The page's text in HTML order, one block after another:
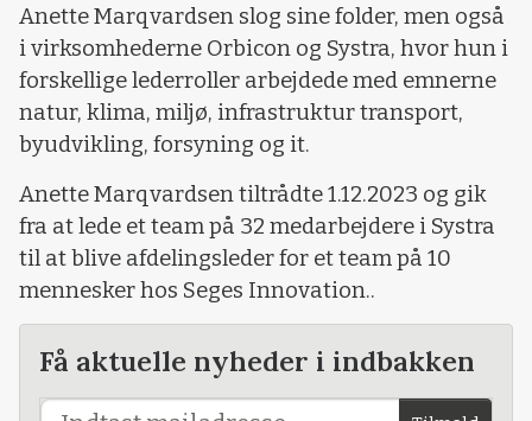
Anette Marqvardsen slog sine folder, men også
i virksomhederne Orbicon og Systra, hvor hun i
forskellige lederroller arbejdede med emnerne
natur, klima, miljø, infrastruktur transport,
byudvikling, forsyning og it.
Anette Marqvardsen tiltrådte 1.12.2023 og gik
fra at lede et team på 32 medarbejdere i Systra
til at blive afdelingsleder for et team på 10
mennesker hos Seges Innovation..
Få aktuelle nyheder i indbakken